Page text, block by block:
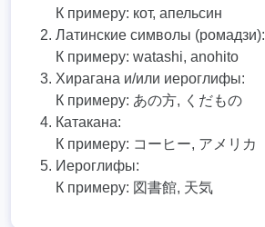
К примеру: кот, апельсин
Латинские символы (ромадзи):
К примеру: watashi, anohito
Хирагана и/или иероглифы:
К примеру: あの方, くだもの
Катакана:
К примеру: コーヒー, アメリカ
Иероглифы:
К примеру: 図書館, 天気